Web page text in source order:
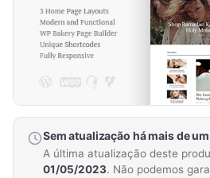
Sem atualização há mais de
A última atualização deste
01/05/2023. Não podemos